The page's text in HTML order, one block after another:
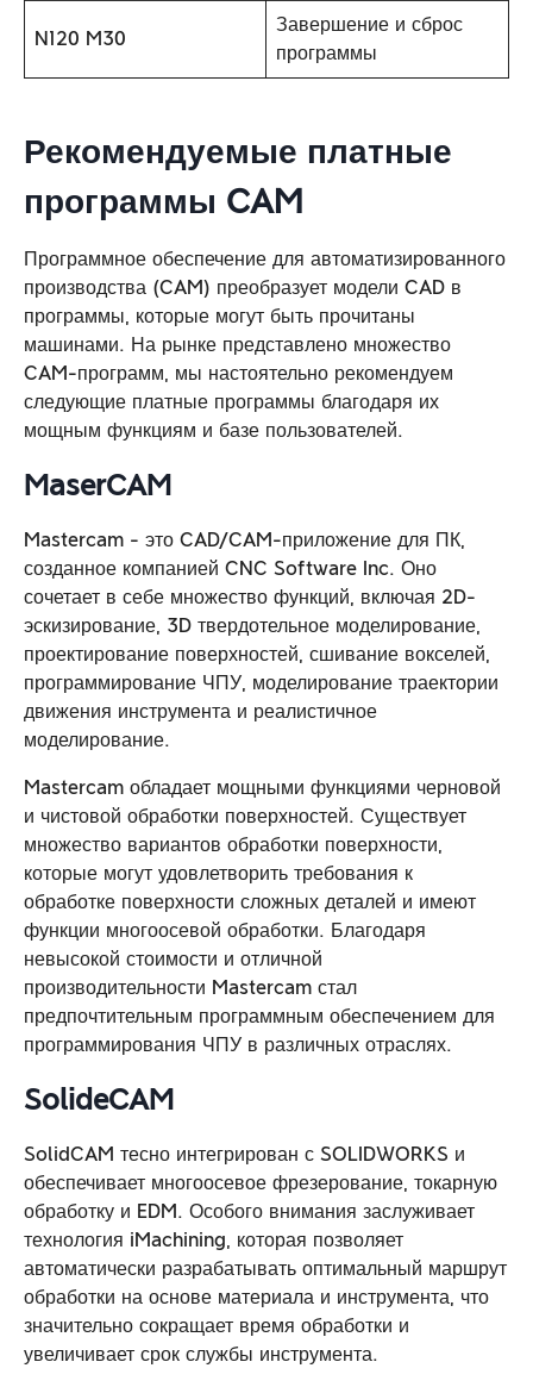
N120 M30
Завершение и сброс
программы
Рекомендуемые платные
программы CAM
Программное обеспечение для автоматизированного
производства (CAM) преобразует модели CAD в
программы, которые могут быть прочитаны
машинами. На рынке представлено множество
CAM-программ, мы настоятельно рекомендуем
следующие платные программы благодаря их
мощным функциям и базе пользователей.
MaserCAM
Mastercam - это CAD/CAM-приложение для ПК,
созданное компанией CNC Software Inc. Оно
сочетает в себе множество функций, включая 2D-
эскизирование, 3D твердотельное моделирование,
проектирование поверхностей, сшивание вокселей,
программирование ЧПУ, моделирование траектории
движения инструмента и реалистичное
моделирование.
Mastercam обладает мощными функциями черновой
и чистовой обработки поверхностей. Существует
множество вариантов обработки поверхности,
которые могут удовлетворить требования к
обработке поверхности сложных деталей и имеют
функции многоосевой обработки. Благодаря
невысокой стоимости и отличной
производительности Mastercam стал
предпочтительным программным обеспечением для
программирования ЧПУ в различных отраслях.
SolideCAM
SolidCAM тесно интегрирован с SOLIDWORKS и
обеспечивает многоосевое фрезерование, токарную
обработку и EDM. Особого внимания заслуживает
технология iMachining, которая позволяет
автоматически разрабатывать оптимальный маршрут
обработки на основе материала и инструмента, что
значительно сокращает время обработки и
увеличивает срок службы инструмента.